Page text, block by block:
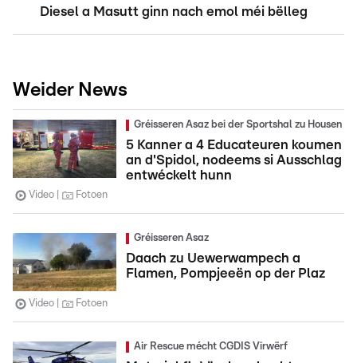
Diesel a Masutt ginn nach emol méi bëlleg
Weider News
Gréisseren Asaz bei der Sportshal zu Housen
5 Kanner a 4 Educateuren koumen
an d'Spidol, nodeems si Ausschlag
entwéckelt hunn
Video Fotoen
Gréisseren Asaz
Daach zu Uewerwampech a
Flamen, Pompjeeën op der Plaz
Video Fotoen
Air Rescue mécht CGDIS Virwërf